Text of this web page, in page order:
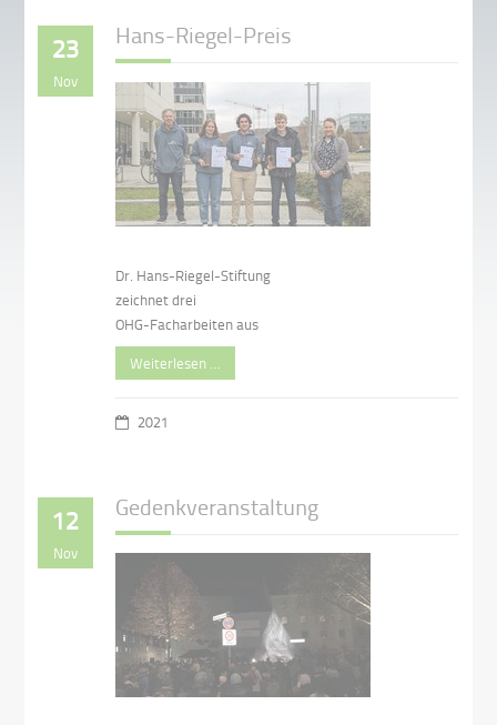
23
Nov
Hans-Riegel-Preis
Dr. Hans-Riegel-Stiftung
zeichnet drei
OHG-Facharbeiten aus
Weiterlesen …
2021
12
Nov
Gedenkveranstaltung